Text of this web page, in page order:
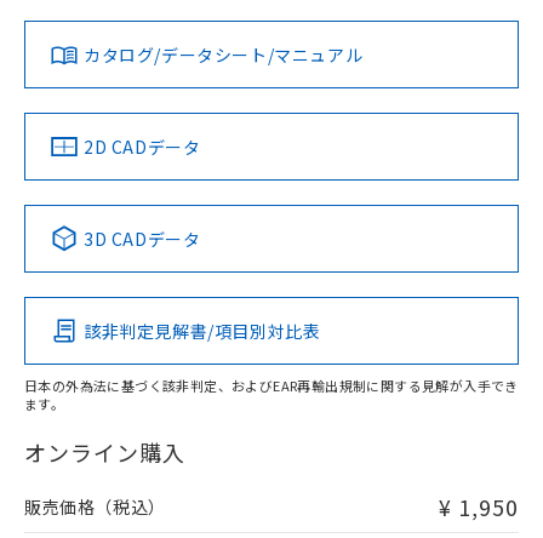
ダウンロードデータをご利用いただく前に、以下を必ずお読
みください。
ソフトウェアの使用条件
対応済み
中国 RoHS 注意事項・凡例
Pb Hg Cd Cr(VI)
O
在庫等で未対応品が混在する可能性があります。
問い合わせください。
LR型式承認
（イギリス
船舶規格）
DNV型式承認
（ノルウェー
BV型式承認
（フランス
KR型式
（韓国
No No No No
この製品の規格認証/適合状況ページへ
その他の認証はこちらのページからご検索ください
カタログ/データシート/マニュアル
2D CADデータ
3D CADデータ
該非判定見解書/項目別対比表
日本の外為法に基づく該非判定、およびEAR再輸出規制に関する見解が入手でき
ます。
オンライン購入
販売価格（税込） ¥ 1,950